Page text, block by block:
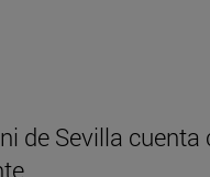
de Sevilla cuenta